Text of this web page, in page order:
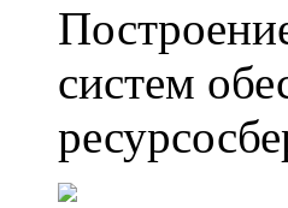
систем